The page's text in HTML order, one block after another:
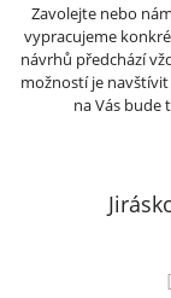
Zavolejte nebo
vypracujeme
návrhů předchází
možností je
na Vás bude